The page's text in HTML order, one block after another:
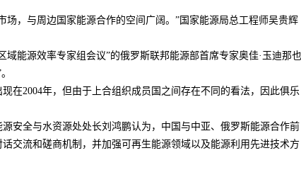
，与周边国家能源合作的空间广阔。”国家能源局总工程师吴贵辉
能源效率专家组会议”的俄罗斯联邦能源部首席专家奥佳·玉迪那也
2004年，但由于上合组织成员国之间存在不同的看法，因此俱乐
全与水资源处处长刘鸿鹏认为，中国与中亚、俄罗斯能源合作前
交流和磋商机制，并加强可再生能源领域以及能源利用先进技术方